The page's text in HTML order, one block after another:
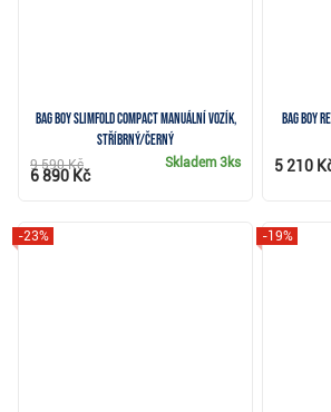
Bag Boy Slimfold Compact manuální vozík,
stříbrný/černý
Skladem3ks
9 590 Kč
6 890 Kč
Bag Boy
5 210
-23% -19%